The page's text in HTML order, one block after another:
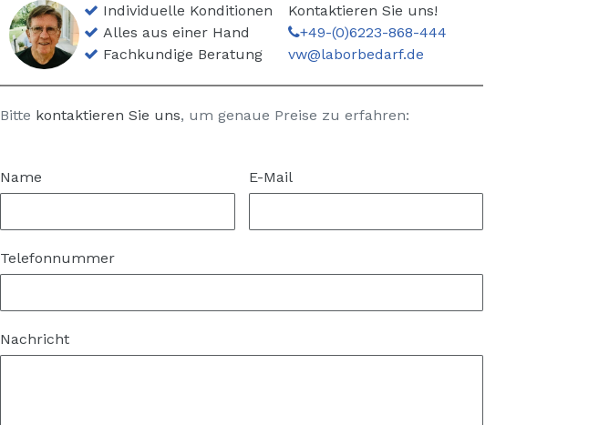
Individuelle Konditionen
Alles aus einer Hand
Fachkundige Beratung
Kontaktieren Sie uns!
+49-(0)6223-868-444
vw@laborbedarf.de
Bitte kontaktieren Sie uns, um genaue Preise zu erfahren:
Name E-Mail
Telefonnummer
Nachricht